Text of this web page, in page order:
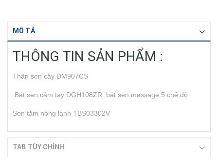
MÔ TẢ
THÔNG TIN SẢN PHẨM :
Thân sen cây DM907CS
Bát sen câm tay DGH108ZR bát sen massage 5 chế độ
Sen tắm nóng lạnh TBS03302V
TAB TÙY CHỈNH